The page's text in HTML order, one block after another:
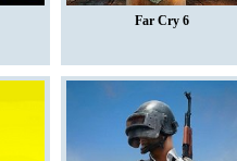
Far Cry 6